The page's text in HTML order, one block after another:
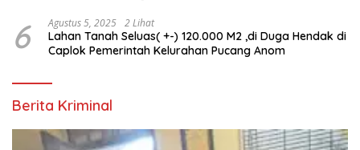
6 Agustus 5, 2025 2 Lihat
Lahan Tanah Seluas( +-) 120.000 M2 ,di Duga Hendak di
Caplok Pemerintah Kelurahan Pucang Anom
Berita Kriminal